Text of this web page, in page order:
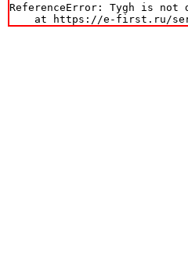
ReferenceError: Tygh is not
at https://e-first.ru/